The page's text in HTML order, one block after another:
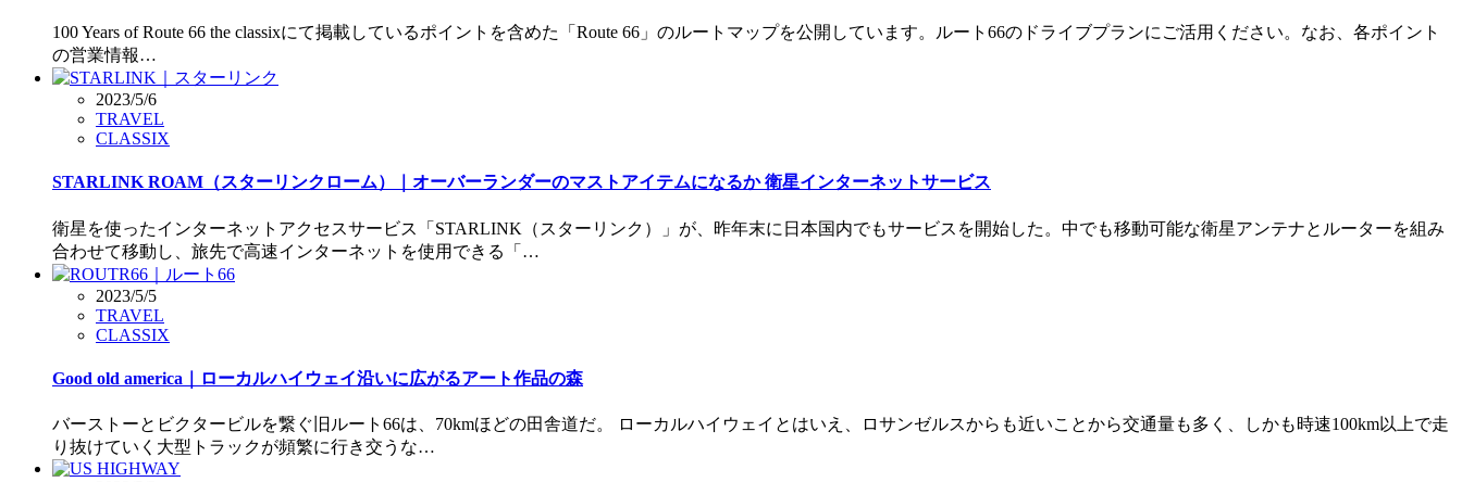
100 Years of Route 66 the classixにて掲載しているポイントを含めた「Route 66」のルートマップを公開しています。ルート66のドライブプランにご活用ください。なお、各ポイント
の営業情報…
2023/5/6
TRAVEL
CLASSIX
STARLINK ROAM（スターリンクローム）｜オーバーランダーのマストアイテムになるか 衛星インターネットサービス
衛星を使ったインターネットアクセスサービス「STARLINK（スターリンク）」が、昨年末に日本国内でもサービスを開始した。中でも移動可能な衛星アンテナとルーターを組み
合わせて移動し、旅先で高速インターネットを使用できる「…
2023/5/5
TRAVEL
CLASSIX
Good old america｜ローカルハイウェイ沿いに広がるアート作品の森
バーストーとビクタービルを繋ぐ旧ルート66は、70kmほどの田舎道だ。 ローカルハイウェイとはいえ、ロサンゼルスからも近いことから交通量も多く、しかも時速100km以上で走
り抜けていく大型トラックが頻繁に行き交うな…